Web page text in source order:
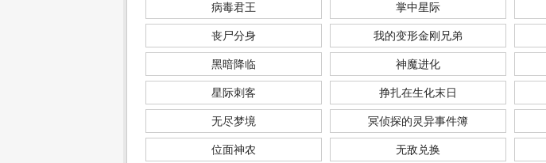
病毒君王 掌中星际
丧尸分身 我的变形金刚兄弟
黑暗降临 神魔进化
星际刺客 挣扎在生化末日
无尽梦境 冥侦探的灵异事件簿
位面神农 无敌兑换